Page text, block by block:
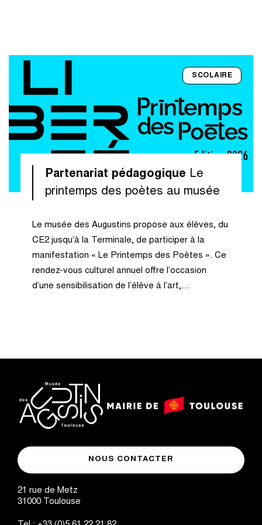
SCOLAIRE
Partenariat pédagogique Le
printemps des poètes au musée
Le musée des Augustins propose aux élèves, du
CE2 jusqu’à la Terminale, de participer à la
manifestation « Le Printemps des Poètes ». Ce
rendez-vous culturel annuel offre l’occasion
d’une sensibilisation de l’élève à l’art,…
musée
des
de
NOUS CONTACTER
21 rue de Metz
31000 Toulouse